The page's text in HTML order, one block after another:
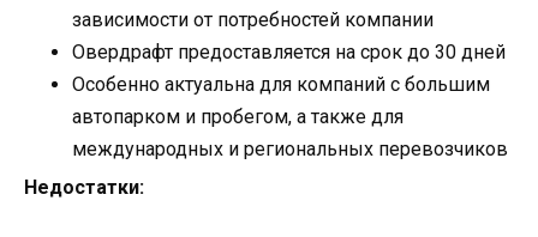
зависимости от потребностей компании
Овердрафт предоставляется на срок до 30 дней
Особенно актуальна для компаний с большим
автопарком и пробегом, а также для
международных и региональных перевозчиков
Недостатки: